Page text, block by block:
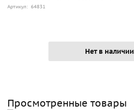
Артикул: 64831
Нет в наличии
Просмотренные товары